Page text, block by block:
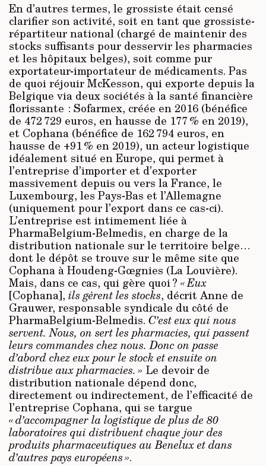
En d’autres termes, le grossiste était censé
clarifier son activité, soit en tant que grossiste-
répartiteur national (chargé de maintenir des
stocks suffisants pour desservir les pharmacies
et les hôpitaux belges), soit comme pur
exportateur-importateur de médicaments. Pas
de quoi réjouir McKesson, qui exporte depuis la
Belgique via deux sociétés à la santé financière
florissante : Sofarmex, créée en 2016 (bénéfice
de 472 729 euros, en hausse de 177 % en 2019),
et Cophana (bénéfice de 162 794 euros, en
hausse de +91 % en 2019), un acteur logistique
idéalement situé en Europe, qui permet à
l’entreprise d’importer et d’exporter
massivement depuis ou vers la France, le
Luxembourg, les Pays-Bas et l’Allemagne
(uniquement pour l’export dans ce cas-ci).
L’entreprise est intimement liée à
PharmaBelgium-Belmedis, en charge de la
distribution nationale sur le territoire belge…
dont le dépôt se trouve sur le même site que
Cophana à Houdeng-Gœgnies (La Louvière).
Mais, dans ce cas, qui gère quoi ? « Eux
[Cophana], ils gèrent les stocks, décrit Anne de
Grauwer, responsable syndicale du côté de
PharmaBelgium-Belmedis. C’est eux qui nous
servent. Nous, on sert les pharmacies, qui passent
leurs commandes chez nous. Donc on passe
d’abord chez eux pour le stock et ensuite on
distribue aux pharmacies. » Le devoir de
distribution nationale dépend donc,
directement ou indirectement, de l’efficacité de
l’entreprise Cophana, qui se targue
« d’accompagner la logistique de plus de 80
laboratoires qui distribuent chaque jour des
produits pharma­ceutiques au Benelux et dans
d’autres pays européens ».